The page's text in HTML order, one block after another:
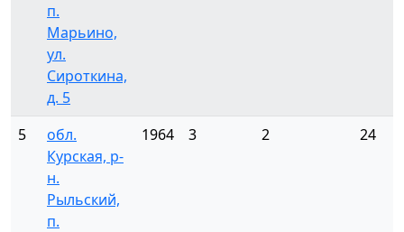
п.
Марьино,
ул.
Сироткина,
д. 5
5
обл.
Курская, р-
н.
Рыльский,
п.
1964 3 2 24